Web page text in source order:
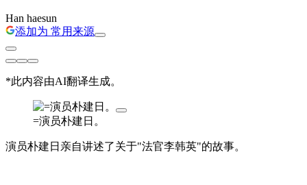
Han haesun
添加为 常用来源
*此内容由AI翻译生成。
=演员朴建日。
演员朴建日亲自讲述了关于"法官李韩英"的故事。